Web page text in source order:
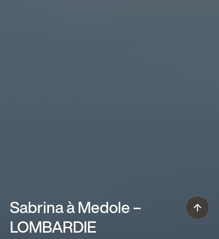
Sabrina à Medole–
LOMBARDIE